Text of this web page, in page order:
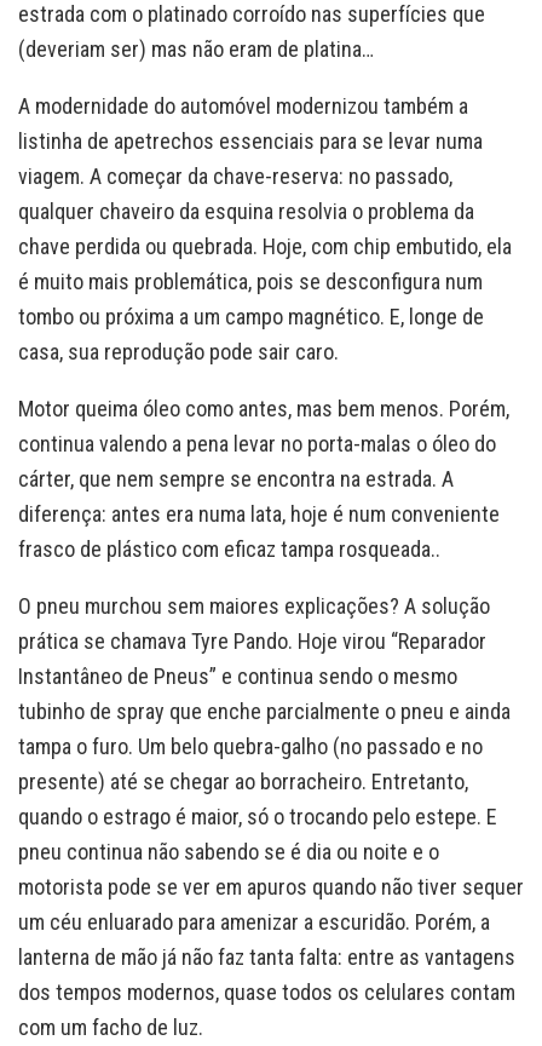
estrada com o platinado corroído nas superfícies que
(deveriam ser) mas não eram de platina…
A modernidade do automóvel modernizou também a
listinha de apetrechos essenciais para se levar numa
viagem. A começar da chave-reserva: no passado,
qualquer chaveiro da esquina resolvia o problema da
chave perdida ou quebrada. Hoje, com chip embutido, ela
é muito mais problemática, pois se desconfigura num
tombo ou próxima a um campo magnético. E, longe de
casa, sua reprodução pode sair caro.
Motor queima óleo como antes, mas bem menos. Porém,
continua valendo a pena levar no porta-malas o óleo do
cárter, que nem sempre se encontra na estrada. A
diferença: antes era numa lata, hoje é num conveniente
frasco de plástico com eficaz tampa rosqueada..
O pneu murchou sem maiores explicações? A solução
prática se chamava Tyre Pando. Hoje virou “Reparador
Instantâneo de Pneus” e continua sendo o mesmo
tubinho de spray que enche parcialmente o pneu e ainda
tampa o furo. Um belo quebra-galho (no passado e no
presente) até se chegar ao borracheiro. Entretanto,
quando o estrago é maior, só o trocando pelo estepe. E
pneu continua não sabendo se é dia ou noite e o
motorista pode se ver em apuros quando não tiver sequer
um céu enluarado para amenizar a escuridão. Porém, a
lanterna de mão já não faz tanta falta: entre as vantagens
dos tempos modernos, quase todos os celulares contam
com um facho de luz.